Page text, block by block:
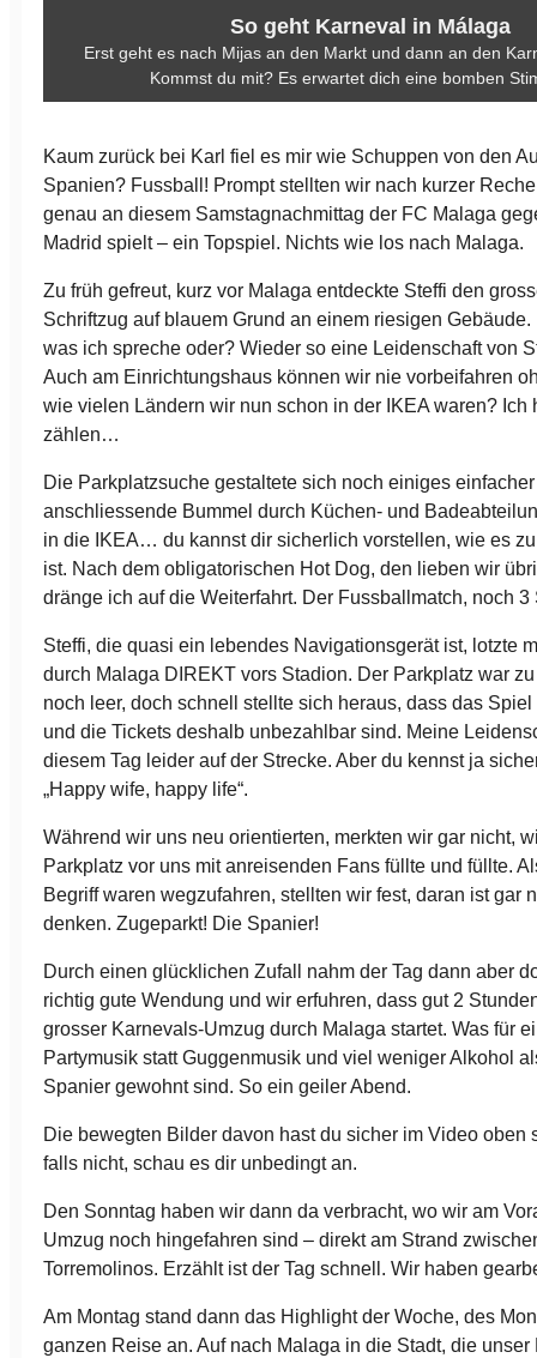
So geht Karneval in Málaga
Erst geht es nach Mijas an den Markt und dann an den
Kommst du mit? Es erwartet dich eine bomben
Kaum zurück bei Karl fiel es mir wie Schuppen von den
Spanien? Fussball! Prompt stellten wir nach kurzer
genau an diesem Samstagnachmittag der FC Malaga
Madrid spielt – ein Topspiel. Nichts wie los nach Malaga.
Zu früh gefreut, kurz vor Malaga entdeckte Steffi den
Schriftzug auf blauem Grund an einem riesigen
was ich spreche oder? Wieder so eine Leidenschaft von
Auch am Einrichtungshaus können wir nie vorbeifahren
wie vielen Ländern wir nun schon in der IKEA waren? Ich
zählen…
Die Parkplatzsuche gestaltete sich noch einiges
anschliessende Bummel durch Küchen- und
in die IKEA… du kannst dir sicherlich vorstellen, wie es
ist. Nach dem obligatorischen Hot Dog, den lieben wir
dränge ich auf die Weiterfahrt. Der Fussballmatch, noch 3
Steffi, die quasi ein lebendes Navigationsgerät ist, lotzte
durch Malaga DIREKT vors Stadion. Der Parkplatz war
noch leer, doch schnell stellte sich heraus, dass das
und die Tickets deshalb unbezahlbar sind. Meine
diesem Tag leider auf der Strecke. Aber du kennst ja
„Happy wife, happy life“.
Während wir uns neu orientierten, merkten wir gar nicht,
Parkplatz vor uns mit anreisenden Fans füllte und füllte.
Begriff waren wegzufahren, stellten wir fest, daran ist gar
denken. Zugeparkt! Die Spanier!
Durch einen glücklichen Zufall nahm der Tag dann aber
richtig gute Wendung und wir erfuhren, dass gut 2
grosser Karnevals-Umzug durch Malaga startet. Was für
Partymusik statt Guggenmusik und viel weniger Alkohol
Spanier gewohnt sind. So ein geiler Abend.
Die bewegten Bilder davon hast du sicher im Video oben
falls nicht, schau es dir unbedingt an.
Den Sonntag haben wir dann da verbracht, wo wir am
Umzug noch hingefahren sind – direkt am Strand
Torremolinos. Erzählt ist der Tag schnell. Wir haben
Am Montag stand dann das Highlight der Woche, des
ganzen Reise an. Auf nach Malaga in die Stadt, die unser